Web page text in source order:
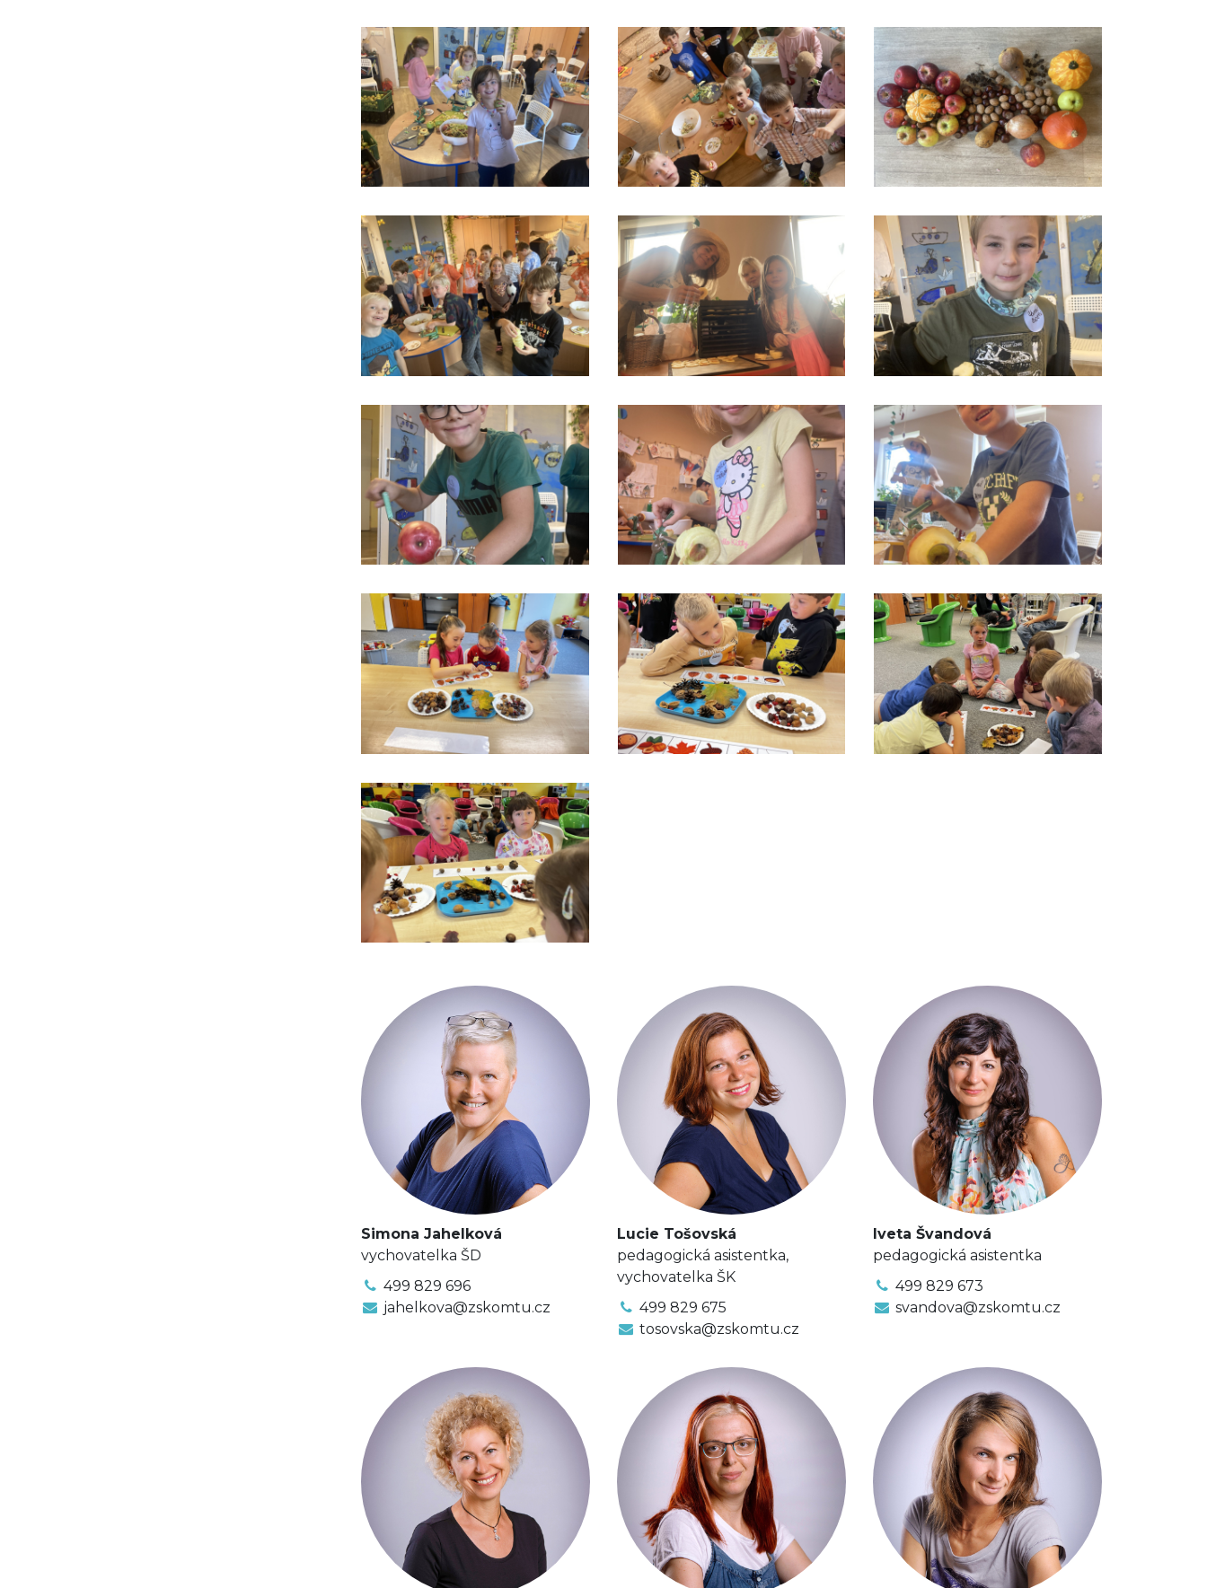
Simona Jahelková
vychovatelka ŠD
499 829 696
jahelkova@zskomtu.cz
Lucie Tošovská
pedagogická asistentka,
vychovatelka ŠK
499 829 675
tosovska@zskomtu.cz
Iveta Švandová
pedagogická asistentka
499 829 673
svandova@zskomtu.cz